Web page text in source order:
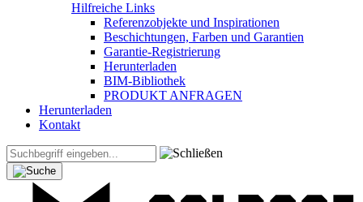
Hilfreiche Links
Referenzobjekte und Inspirationen
Beschichtungen, Farben und Garantien
Garantie-Registrierung
Herunterladen
BIM-Bibliothek
PRODUKT ANFRAGEN
Herunterladen
Kontakt